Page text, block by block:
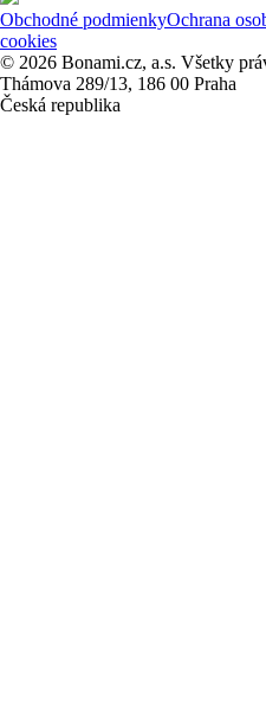
Obchodné podmienkyOchrana
cookies
© 2026 Bonami.cz, a.s. Všetky
Thámova 289/13, 186 00 Praha
Česká republika